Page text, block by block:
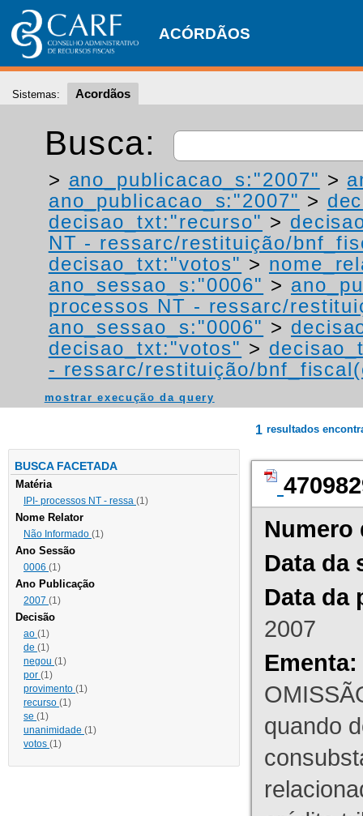
ACÓRDÃOS
Sistemas: Acordãos
Busca:
> ano_publicacao_s:"2007" >
ano_publicacao_s:"2007" >
decisao_txt:"recurso" >
NT - ressarc/restituição/
decisao_txt:"votos" >
ano_sessao_s:"0006" >
processos NT - ressarc/
ano_sessao_s:"0006" >
decisao_txt:"votos" >
- ressarc/restituição/
mostrar execução da query
BUSCA FACETADA
Matéria
IPI- processos NT - ressa (1)
Nome Relator
Não Informado (1)
Ano Sessão
0006 (1)
Ano Publicação
2007 (1)
Decisão
ao (1)
de (1)
negou (1)
por (1)
provimento (1)
recurso (1)
se (1)
unanimidade (1)
votos (1)
1 resultados
Numero
Data da
Data da
2007
Ementa:
quando